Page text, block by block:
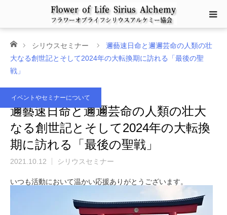
ホームシリウスセミナー
邇藝速日命と邇邇芸命の人類の壮
大なる創世記とそして2024年の大転換期に訪れる「最後の聖
戦」
イベントやセミナーについて
邇藝速日命と邇邇芸命の人類の壮大
なる創世記とそして2024年の大転換
期に訪れる「最後の聖戦」
2021.10.12 シリウスセミナー
いつも活動において温かい応援ありがとうございます。